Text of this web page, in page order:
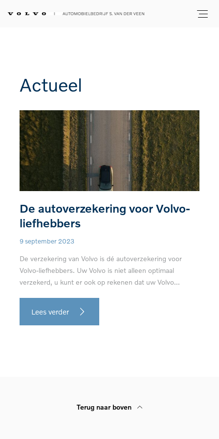
Actueel
De autoverzekering voor Volvo-
liefhebbers
9 september 2023
De verzekering van Volvo is dé autoverzekering voor
Volvo-liefhebbers. Uw Volvo is niet alleen optimaal
verzekerd, u kunt er ook op rekenen dat uw Volvo...
Lees verder
Terug naar boven